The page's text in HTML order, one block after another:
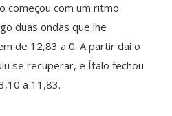
começou com um ritmo
duas ondas que lhe
de 12,83 a 0. A partir daí o
se recuperar, e Ítalo fechou
a 11,83.